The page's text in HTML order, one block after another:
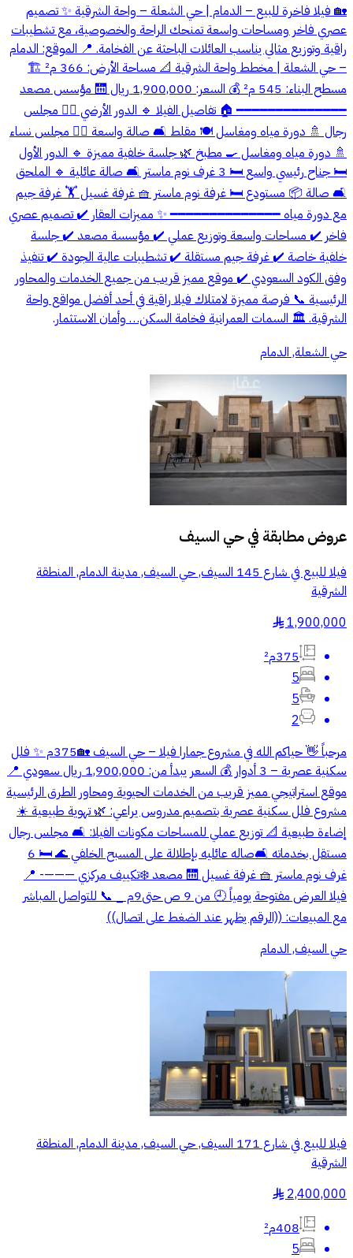
🏡 فيلا فاخرة للبيع – الدمام | حي الشعلة – واحة الشرقية ✨ تصميم
عصري فاخر ومساحات واسعة تمنحك الراحة والخصوصية، مع تشطيبات
راقية وتوزيع مثالي يناسب العائلات الباحثة عن الفخامة. 📍 الموقع: الدمام
– حي الشعلة | مخطط واحة الشرقية 📐 مساحة الأرض: 366 م² 🏗️
مسطح البناء: 545 م² 💰 السعر: 1,900,000 ريال 🛗 مؤسس مصعد
━━━━━━━━━━━━━━ 🏠 تفاصيل الفيلا 🔹 الدور الأرضي 🧎‍♂️ مجلس
رجال 🚿 دورة مياه ومغاسل 🍽️ مقلط 🛋️ صالة واسعة 🧎‍♀️ مجلس نساء
🚿 دورة مياه ومغاسل 🍳 مطبخ 🌿 جلسة خلفية مميزة 🔹 الدور الأول
🛏️ جناح رئيسي واسع 🛏️ 3 غرف نوم ماستر 🛋️ صالة عائلية 🔹 الملحق
🛋️ صالة 📦 مستودع 🛏️ غرفة نوم ماستر 🧺 غرفة غسيل 🏋️ غرفة جيم
مع دورة مياه ━━━━━━━━━━━━━━ ✨ مميزات العقار ✔️ تصميم عصري
فاخر ✔️ مساحات واسعة وتوزيع عملي ✔️ مؤسسة مصعد ✔️ جلسة
خلفية خاصة ✔️ غرفة جيم مستقلة ✔️ تشطيبات عالية الجودة ✔️ تنفيذ
وفق الكود السعودي ✔️ موقع مميز قريب من جميع الخدمات والمحاور
الرئيسية 📞 فرصة مميزة لامتلاك فيلا راقية في أحد أفضل مواقع واحة
الشرقية. 🏛️ السمات العمرانية فخامة السكن… وأمان الاستثمار.
حي الشعلة, الدمام
عروض مطابقة فيحي السيف
فيلا للبيع في شارع 145 السيف, حي السيف, مدينة الدمام, المنطقة
الشرقية
1,900,000
§
375م²
5
5
2
مرحباً 👋 حياكم الله في مشروع جمارا فيلا – حي السيف 🏡375م ✨ فلل
سكنية عصرية – 3 أدوار 💰 السعر يبدأ من: 1,900,000 ريال سعودي 📍
موقع استراتيجي مميز قريب من الخدمات الحيوية ومحاور الطرق الرئيسية
مشروع فلل سكنية عصرية بتصميم مدروس يراعي: 🌿 تهوية طبيعية ☀️
إضاءة طبيعية 📐 توزيع عملي للمساحات مكونات الفيلا: 🛋️ مجلس رجال
مستقل بخدماته 🛋️صاله عائليه بإطلالة على المسبح الخلفي 🌊 🛏️ 6
غرف نوم ماستر 🧺 غرفة غسيل 🛗 مصعد ❄️تكييف مركزي ———- 📍
فيلا العرض مفتوحة يومياً 🕘 من 9 ص حتى9م _ 📞 للتواصل المباشر
مع المبيعات: ((الرقم يظهر عند الضغط على اتصال))
حي السيف, الدمام
فيلا للبيع في شارع 171 السيف, حي السيف, مدينة الدمام, المنطقة
الشرقية
2,400,000
§
408م²
5